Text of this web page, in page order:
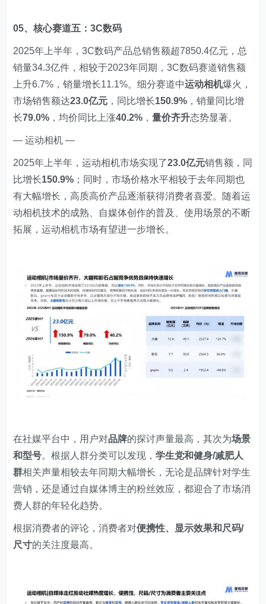
05、核心赛道五：3C数码
2025年上半年，3C数码产品总销售额超7850.4亿元，总
销量34.3亿件，相较于2023年同期，3C数码赛道销售额
上升6.7%，销量增长11.1%。细分赛道中运动相机爆火，
市场销售额达23.0亿元 ，同比增长150.9% ，销量同比增
长79.0% ，均价同比上涨40.2% ，量价齐升态势显著。
— 运动相机 —
2025年上半年，运动相机市场实现了23.0亿元销售额，同
比增长150.9% ；同时，市场价格水平相较于去年同期也
有大幅增长，高质高价产品逐渐获得消费者喜爱。随着运
动相机技术的成熟、自媒体创作的普及、使用场景的不断
拓展，运动相机市场有望进一步增长。
在社媒平台中，用户对品牌的探讨声量最高，其次为场景
和型号。根据人群分类可以发现，学生党和健身/减肥人
群相关声量相较去年同期大幅增长，无论是品牌针对学生
营销，还是通过自媒体博主的粉丝效应，都迎合了市场消
费人群的年轻化趋势。
根据消费者的评论，消费者对便携性、显示效果和尺码/
尺寸的关注度最高。